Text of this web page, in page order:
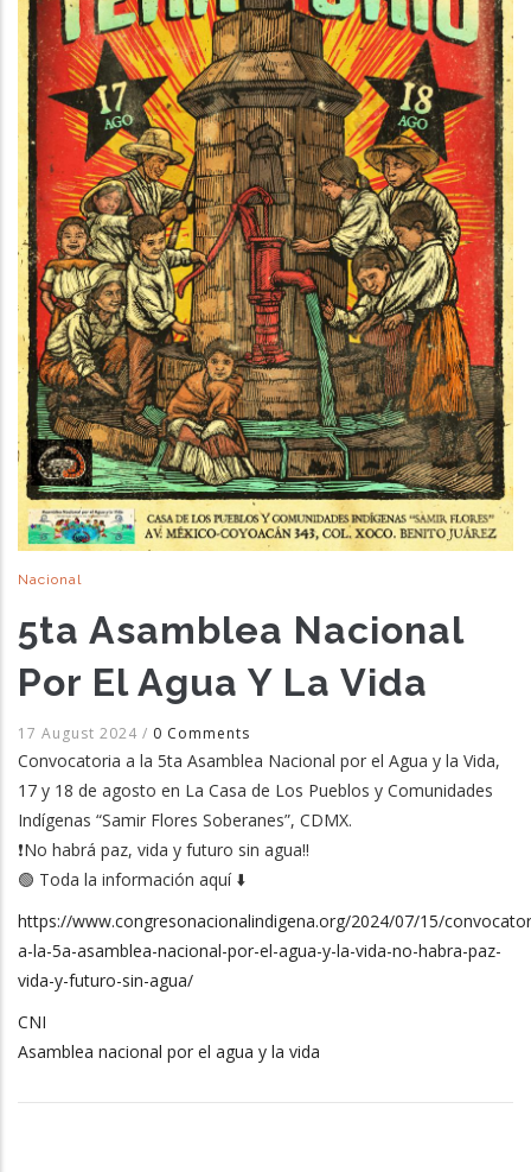
Nacional
5ta Asamblea Nacional
Por El Agua Y La Vida
17 August 2024 / 0 Comments
Convocatoria a la 5ta Asamblea Nacional por el Agua y la Vida,
17 y 18 de agosto en La Casa de Los Pueblos y Comunidades
Indígenas “Samir Flores Soberanes”, CDMX.
❗️No habrá paz, vida y futuro sin agua‼️
🟢 Toda la información aquí ⬇️
https://www.congresonacionalindigena.org/2024/07/15/
a-la-5a-asamblea-nacional-por-el-agua-y-la-vida-no-habra-paz-
vida-y-futuro-sin-agua/
CNI
Asamblea nacional por el agua y la vida